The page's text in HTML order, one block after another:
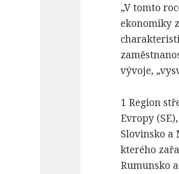
„V tomto
ekonomiky
vývoje,
1 Region
Evropy
Slovinsko a
kterého
Rumunsko